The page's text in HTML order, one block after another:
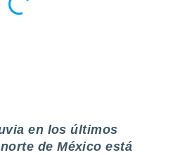
en los últimos
de México está